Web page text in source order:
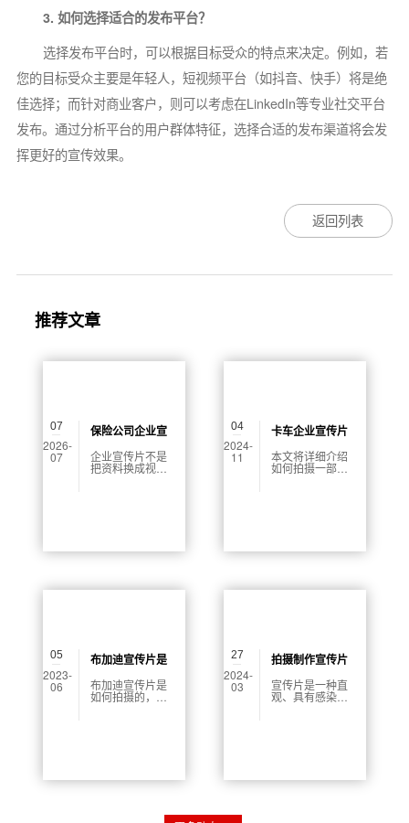
3. 如何选择适合的发布平台？
选择发布平台时，可以根据目标受众的特点来决定。例如，若
您的目标受众主要是年轻人，短视频平台（如抖音、快手）将是绝
佳选择；而针对商业客户，则可以考虑在LinkedIn等专业社交平台
发布。通过分析平台的用户群体特征，选择合适的发布渠道将会发
挥更好的宣传效果。
返回列表
推荐文章
07
2026-
07
保险公司企业宣
传片制作怎么
做？从脚本、画
企业宣传片不是
把资料换成视频
方式。
04
2024-
11
卡车企业宣传片
怎么拍摄
本文将详细介绍
如何拍摄一部成
争力。
05
2023-
06
布加迪宣传片是
如何拍摄的
布加迪宣传片是
如何拍摄的，是
高价值而著称。
司需要制作一部
27
2024-
03
拍摄制作宣传片
流程图怎么做
宣传片是一种直
观、具有感染力
体等新技术的发